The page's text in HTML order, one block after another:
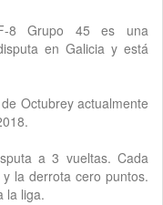
8 Grupo 45 es una
en Galicia y está
Octubrey actualmente
a 3 vueltas. Cada
la derrota cero puntos.
la liga.